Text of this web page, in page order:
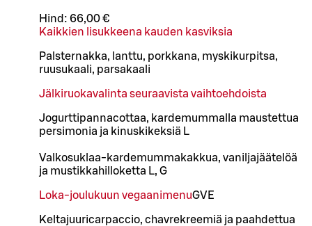
Hind: 66,00 €
Kaikkien lisukkeena kauden kasviksia
Palsternakka, lanttu, porkkana, myskikurpitsa,
ruusukaali, parsakaali
Jälkiruokavalinta seuraavista vaihtoehdoista
Jogurttipannacottaa, kardemummalla maustettua
persimonia ja kinuskikeksiä L
Valkosuklaa-kardemummakakkua, vaniljajäätelöä
ja mustikkahilloketta L, G
Loka-joulukuun vegaanimenuGVE
Keltajuuricarpaccio, chavrekreemiä ja paahdettua